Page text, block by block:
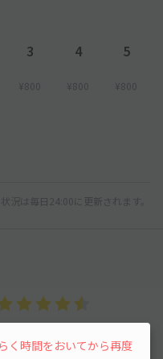
3
¥800
4
¥800
5
¥800
況は毎日24:00に更新されます。
地 4
く時間をおいてから再度